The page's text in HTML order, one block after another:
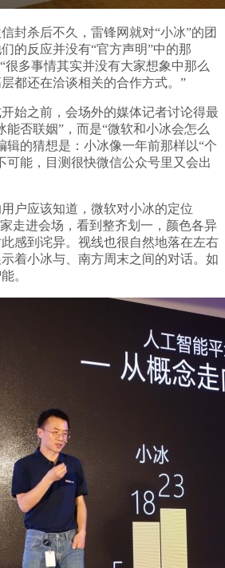
杀后不久，雷锋网就对“小冰”的团
的反应并没有“官方声明”中的那
很多事情其实并没有大家想象中那么
都还在洽谈相关的合作方式。”
之前，会场外的媒体记者讨论得最
能否联姻”，而是“微软和小冰会怎么
辑的猜想是：小冰像一年前那样以“个
可能，目测很快微信公众号里又会出
应该知道，微软对小冰的定位
走进会场，看到整齐划一，颜色各异
感到诧异。视线也很自然地落在左右
着小冰与、南方周末之间的对话。如
。